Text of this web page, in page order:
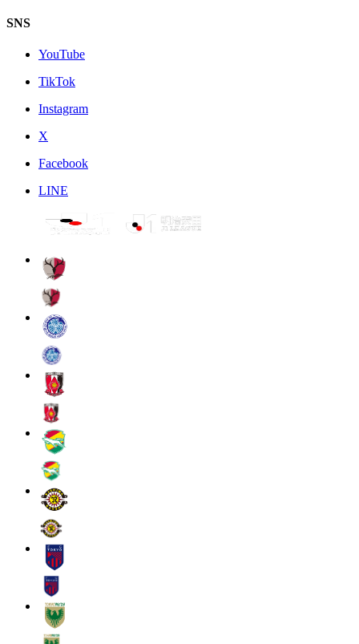
SNS
YouTube
TikTok
Instagram
X
Facebook
LINE